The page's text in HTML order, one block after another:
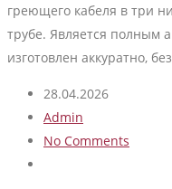
греющего кабеля в три
трубе. Является полным
изготовлен аккуратно,
28.04.2026
Admin
No Comments